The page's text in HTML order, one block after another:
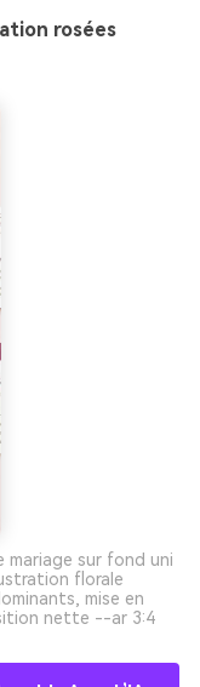
rosées
mariage sur fond uni
florale
mise en
nette --ar 3:4